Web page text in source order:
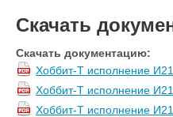
Скачать
Скачать документацию:
Хоббит-Т исполнение
Хоббит-Т исполнение
Хоббит-Т исполнение